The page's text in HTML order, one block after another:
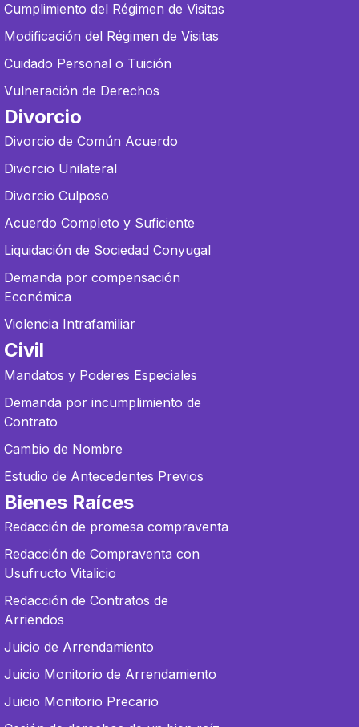
Cumplimiento del Régimen de Visitas
Modificación del Régimen de Visitas
Cuidado Personal o Tuición
Vulneración de Derechos
Divorcio
Divorcio de Común Acuerdo
Divorcio Unilateral
Divorcio Culposo
Acuerdo Completo y Suficiente
Liquidación de Sociedad Conyugal
Demanda por compensación
Económica
Violencia Intrafamiliar
Civil
Mandatos y Poderes Especiales
Demanda por incumplimiento de
Contrato
Cambio de Nombre
Estudio de Antecedentes Previos
Bienes Raíces
Redacción de promesa compraventa
Redacción de Compraventa con
Usufructo Vitalicio
Redacción de Contratos de
Arriendos
Juicio de Arrendamiento
Juicio Monitorio de Arrendamiento
Juicio Monitorio Precario